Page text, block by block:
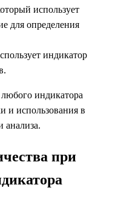
использует
для определения
индикатор
индикатора
и использования в
анализа.
при